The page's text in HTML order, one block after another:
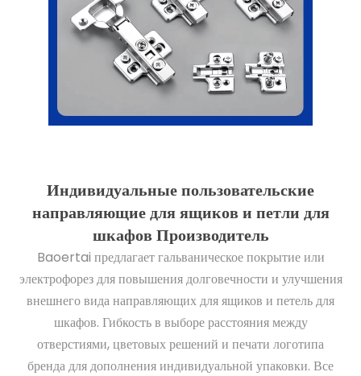
Индивидуальные пользовательские
направляющие для ящиков и петли для
шкафов Производитель
Baoertai предлагает гальваническое покрытие или
электрофорез для повышения долговечности и улучшения
внешнего вида направляющих для ящиков и петель для
шкафов. Гибкость в выборе расстояния между
отверстиями, цветовых решений и печати логотипа
бренда для дополнения индивидуальной упаковки. Все